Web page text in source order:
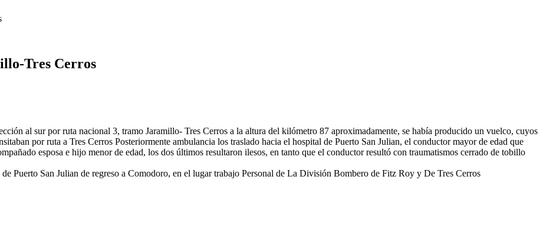
Tres Cerros
al sur por ruta nacional 3, tramo Jaramillo- Tres Cerros a la altura del kilómetro 87 aproximadamente, se había producido un vuelco, cuyos
por ruta a Tres Cerros Posteriormente ambulancia los traslado hacia el hospital de Puerto San Julian, el conductor mayor de edad que
esposa e hijo menor de edad, los dos últimos resultaron ilesos, en tanto que el conductor resultó con traumatismos cerrado de tobillo
Puerto San Julian de regreso a Comodoro, en el lugar trabajo Personal de La División Bombero de Fitz Roy y De Tres Cerros